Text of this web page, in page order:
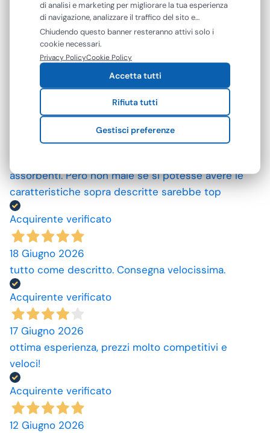
grazie. prezzi convenienti.
Acquirente verificato
09 Luglio 2026
25 Giugno 2026
assorbenti. Però non male se si potesse avere le
caratteristiche sopra descritte sarebbe top
Acquirente verificato
18 Giugno 2026
tutto come descritto. Consegna velocissima.
Acquirente verificato
17 Giugno 2026
ottima esperienza, prezzi molto competitivi e
veloci!
Acquirente verificato
12 Giugno 2026
di analisi e marketing per migliorare la tua esperienza
di navigazione, analizzare il traffico del sito e
mostrarti contenuti e pubblicità personalizzati. Puoi
accettare tutti i cookie oppure gestire le tue
preferenze. Puoi modificare o revocare il consenso in
qualsiasi momento.
Chiudendo questo banner resteranno attivi solo i
cookie necessari.
Privacy PolicyCookie Policy
Accetta tutti
Rifiuta tutti
Gestisci preferenze